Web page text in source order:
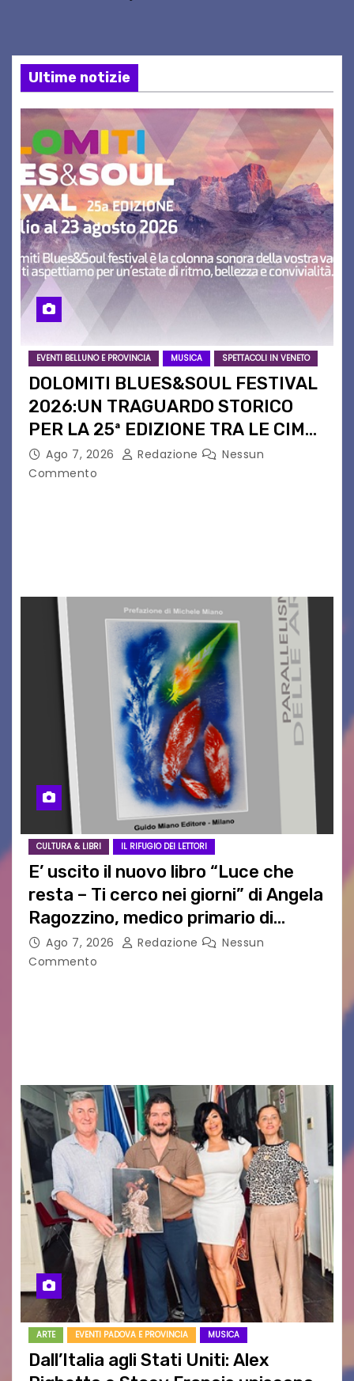
Ultime notizie
EVENTI BELLUNO E PROVINCIA MUSICA SPETTACOLI IN VENETO
DOLOMITI BLUES&SOUL FESTIVAL
2026:UN TRAGUARDO STORICO
PER LA 25ª EDIZIONE TRA LE CIME
PATRIMONIO UNESCO
Ago 7, 2026 Redazione
Nessun
Commento
CULTURA & LIBRI IL RIFUGIO DEI LETTORI
E’ uscito il nuovo libro “Luce che
resta – Ti cerco nei giorni” di Angela
Ragozzino, medico primario di
Capua
Ago 7, 2026 Redazione
Nessun
Commento
ARTE EVENTI PADOVA E PROVINCIA MUSICA
Dall’Italia agli Stati Uniti: Alex